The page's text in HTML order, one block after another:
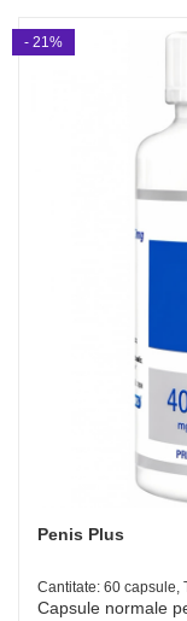
Penis Plus
Cantitate: 60 capsule,
Capsule normale
- 21%